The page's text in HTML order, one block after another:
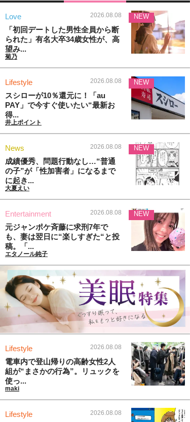
Love 2026.08.08
「初回デートした男性全員から断
られた」有名大卒34歳女性が、高
望み...
菊乃
NEW
Lifestyle 2026.08.08
スシローが10％還元に！「au
PAY」で今すぐ使いたい“最新お
得...
井上ポイント
NEW
News 2026.08.08
成績優秀、問題行動なし…“普通
の子”が「性加害者」になるまで
に起き...
大夏えい
NEW
Entertainment 2026.08.08
元ジャンポケ斉藤に求刑7年で
も、妻は翌日に“楽しすぎた“と投
稿。「...
エタノール純子
NEW
Lifestyle 2026.08.08
電車内で登山帰りの高齢女性2人
組が“まさかの行為”。リュックを
使っ...
maki
Lifestyle 2026.08.08